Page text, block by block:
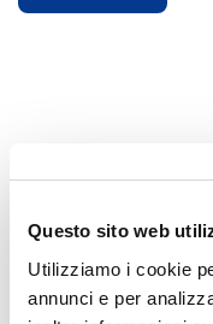
Questo sito web
Utilizziamo i cookie
annunci e per
Hai